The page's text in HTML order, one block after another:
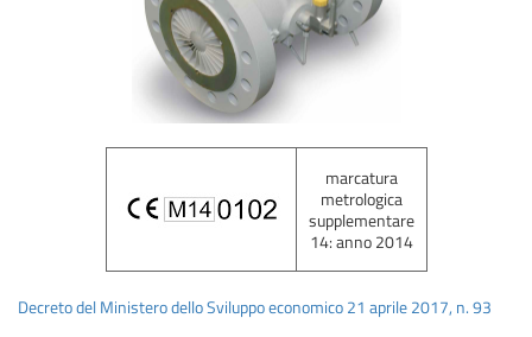
marcatura
metrologica
supplementare
14: anno 2014
Decreto del Ministero dello Sviluppo economico 21 aprile 2017, n. 93